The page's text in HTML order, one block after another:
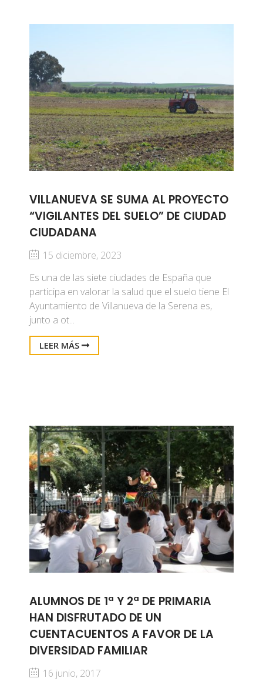
VILLANUEVA SE SUMA AL PROYECTO
“VIGILANTES DEL SUELO” DE CIUDAD
CIUDADANA
15 diciembre, 2023
Es una de las siete ciudades de España que
participa en valorar la salud que el suelo tiene El
Ayuntamiento de Villanueva de la Serena es,
junto a ot...
LEER MÁS
ALUMNOS DE 1ª Y 2ª DE PRIMARIA
HAN DISFRUTADO DE UN
CUENTACUENTOS A FAVOR DE LA
DIVERSIDAD FAMILIAR
16 junio, 2017